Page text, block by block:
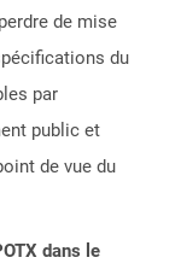
de mise
du
par
public et
de vue du
dans le